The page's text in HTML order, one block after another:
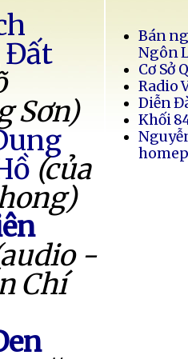
Đất
Sơn)
(của
-
Chí
Bán
Ngôn
Cơ Sở
Radio
Diễn
Khối